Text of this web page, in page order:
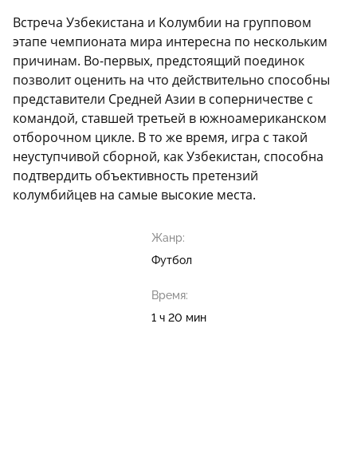
Встреча Узбекистана и Колумбии на групповом
этапе чемпионата мира интересна по нескольким
причинам. Во-первых, предстоящий поединок
позволит оценить на что действительно способны
представители Средней Азии в соперничестве с
командой, ставшей третьей в южноамериканском
отборочном цикле. В то же время, игра с такой
неуступчивой сборной, как Узбекистан, способна
подтвердить объективность претензий
колумбийцев на самые высокие места.
Жанр:
Футбол
Время:
1 ч 20 мин